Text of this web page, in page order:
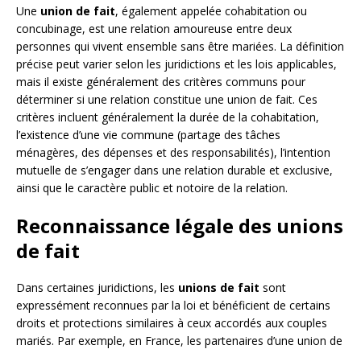
Une union de fait, également appelée cohabitation ou
concubinage, est une relation amoureuse entre deux
personnes qui vivent ensemble sans être mariées. La définition
précise peut varier selon les juridictions et les lois applicables,
mais il existe généralement des critères communs pour
déterminer si une relation constitue une union de fait. Ces
critères incluent généralement la durée de la cohabitation,
l’existence d’une vie commune (partage des tâches
ménagères, des dépenses et des responsabilités), l’intention
mutuelle de s’engager dans une relation durable et exclusive,
ainsi que le caractère public et notoire de la relation.
Reconnaissance légale des unions
de fait
Dans certaines juridictions, les unions de fait sont
expressément reconnues par la loi et bénéficient de certains
droits et protections similaires à ceux accordés aux couples
mariés. Par exemple, en France, les partenaires d’une union de